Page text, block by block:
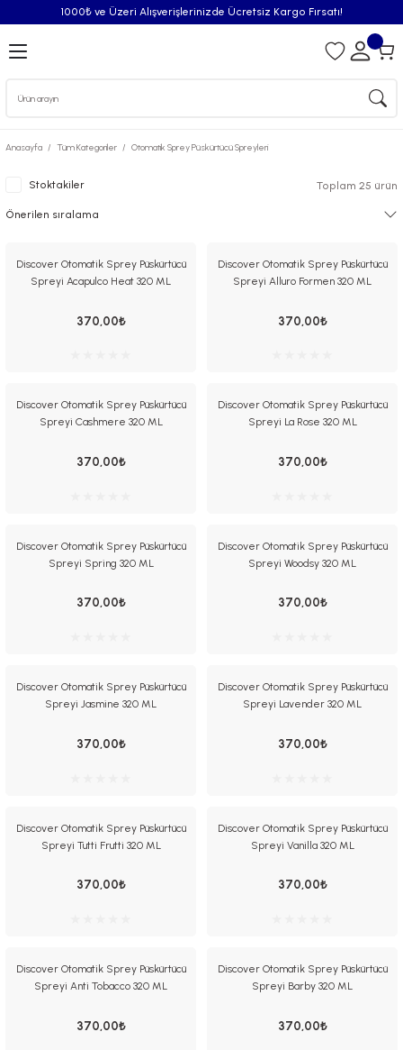
1000₺ ve Üzeri Alışverişlerinizde Ücretsiz Kargo Fırsatı!
Geri Dön
Kokusu
Anasayfa Tüm Kategoriler Otomatik Sprey Püskürtücü Spreyleri
Stoktakiler Toplam 25 ürün
Discover Otomatik Sprey Püskürtücü
Spreyi Acapulco Heat 320 ML
370,00₺
Discover Otomatik Sprey Püskürtücü
Spreyi Alluro Formen 320 ML
370,00₺
Discover Otomatik Sprey Püskürtücü
Spreyi Cashmere 320 ML
370,00₺
Discover Otomatik Sprey Püskürtücü
Spreyi La Rose 320 ML
370,00₺
Discover Otomatik Sprey Püskürtücü
Spreyi Spring 320 ML
370,00₺
Discover Otomatik Sprey Püskürtücü
Spreyi Woodsy 320 ML
370,00₺
Discover Otomatik Sprey Püskürtücü
Spreyi Jasmine 320 ML
370,00₺
Discover Otomatik Sprey Püskürtücü
Spreyi Lavender 320 ML
370,00₺
Discover Otomatik Sprey Püskürtücü
Spreyi Tutti Frutti 320 ML
370,00₺
Discover Otomatik Sprey Püskürtücü
Spreyi Vanilla 320 ML
370,00₺
Discover Otomatik Sprey Püskürtücü
Spreyi Anti Tobacco 320 ML
370,00₺
Discover Otomatik Sprey Püskürtücü
Spreyi Barby 320 ML
370,00₺